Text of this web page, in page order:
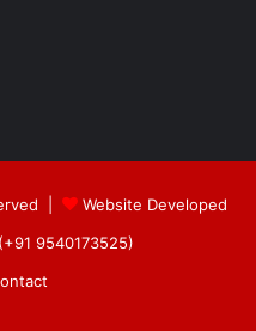
|
Website Developed
9540173525)